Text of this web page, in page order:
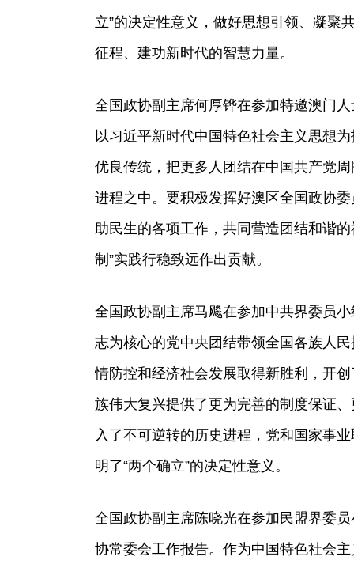
立”的决定性意义，做好思想引领、凝聚
征程、建功新时代的智慧力量。
全国政协副主席何厚铧在参加特邀澳门
以习近平新时代中国特色社会主义思想
优良传统，把更多人团结在中国共产党
进程之中。要积极发挥好澳区全国政协
助民生的各项工作，共同营造团结和谐
制”实践行稳致远作出贡献。
全国政协副主席马飚在参加中共界委员
志为核心的党中央团结带领全国各族人
情防控和经济社会发展取得新胜利，开
族伟大复兴提供了更为完善的制度保证
入了不可逆转的历史进程，党和国家事
明了“两个确立”的决定性意义。
全国政协副主席陈晓光在参加民盟界委
协常委会工作报告。作为中国特色社会